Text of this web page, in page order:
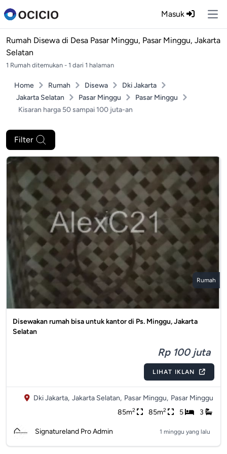
Masuk
Rumah Disewa di Desa Pasar Minggu, Pasar Minggu, Jakarta
Selatan
1 Rumah ditemukan - 1 dari 1 halaman
Home Rumah Disewa
Dki Jakarta
Jakarta Selatan
Pasar Minggu
Pasar Minggu
Kisaran harga 50 sampai 100 juta-an
Filter
Rumah
Disewakan rumah bisa untuk kantor di Ps. Minggu, Jakarta
Selatan
Rp 100 juta
LIHAT IKLAN
Dki Jakarta, Jakarta Selatan, Pasar Minggu, Pasar Minggu
85m2 85m2 5 3
Signatureland Pro Admin 1 minggu yang lalu